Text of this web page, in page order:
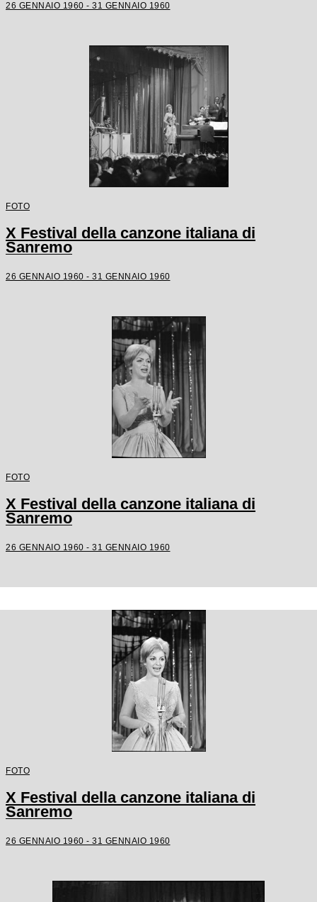
26 GENNAIO 1960 - 31 GENNAIO 1960
FOTO
X Festival della canzone italiana di
Sanremo
26 GENNAIO 1960 - 31 GENNAIO 1960
FOTO
X Festival della canzone italiana di
Sanremo
26 GENNAIO 1960 - 31 GENNAIO 1960
FOTO
X Festival della canzone italiana di
Sanremo
26 GENNAIO 1960 - 31 GENNAIO 1960